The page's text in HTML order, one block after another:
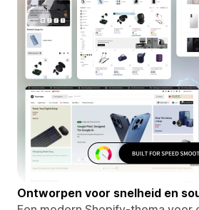
Ontworpen voor snelheid en